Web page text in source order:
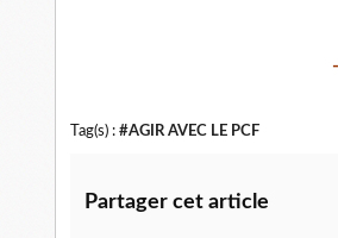
Tag(s) : #AGIR AVEC LE PCF
Partager cet article